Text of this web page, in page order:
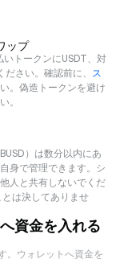
ップ
トークンにUSDT、対
さい。確認前に、 ス
。偽造トークンを避け
。
）は数分以内にあ
身で管理できます。シ
人と共有しないでくだ
は決してありませ
資金を入れる
。ウォレットへ資金を